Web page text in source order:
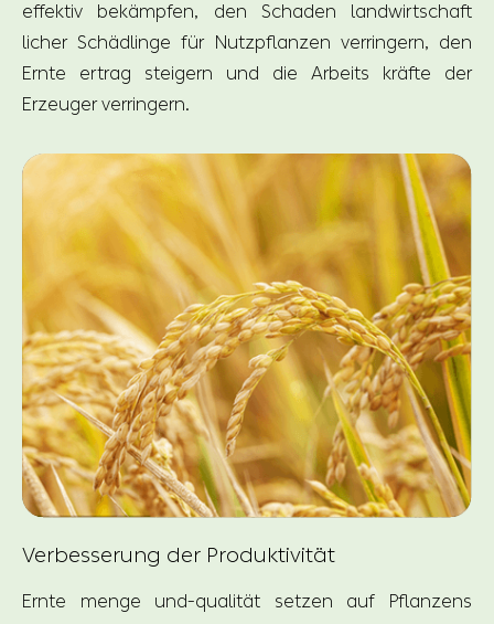
effektiv bekämpfen, den Schaden landwirtschaft
licher Schädlinge für Nutzpflanzen verringern, den
Ernte ertrag steigern und die Arbeits kräfte der
Erzeuger verringern.
Verbesserung der Produktivität
Ernte menge und-qualität setzen auf Pflanzens